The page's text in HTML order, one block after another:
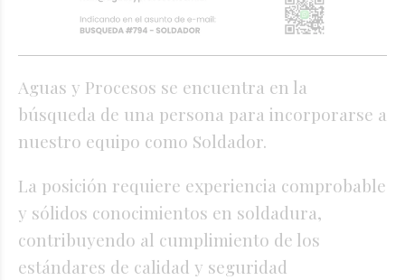
Aguas y Procesos se encuentra en la
búsqueda de una persona para incorporarse a
nuestro equipo como Soldador.
La posición requiere experiencia comprobable
y sólidos conocimientos en soldadura,
contribuyendo al cumplimiento de los
estándares de calidad y seguridad